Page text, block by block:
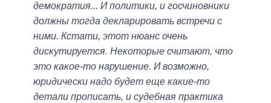
демократия... И политики, и госчиновники
должны тогда декларировать встречи с
ними. Кстати, этот нюанс очень
дискутируется. Некоторые считают, что
это какое-то нарушение. И возможно,
юридически надо будет еще какие-то
детали прописать, и судебная практика